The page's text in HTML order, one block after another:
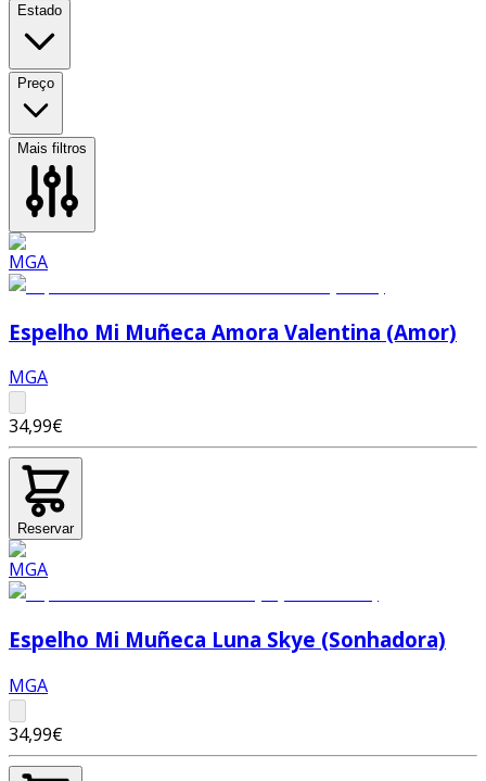
Estado
Preço
Mais filtros
Espelho Mi Muñeca Amora Valentina (Amor)
MGA
34,99€
Reservar
Espelho Mi Muñeca Luna Skye (Sonhadora)
MGA
34,99€